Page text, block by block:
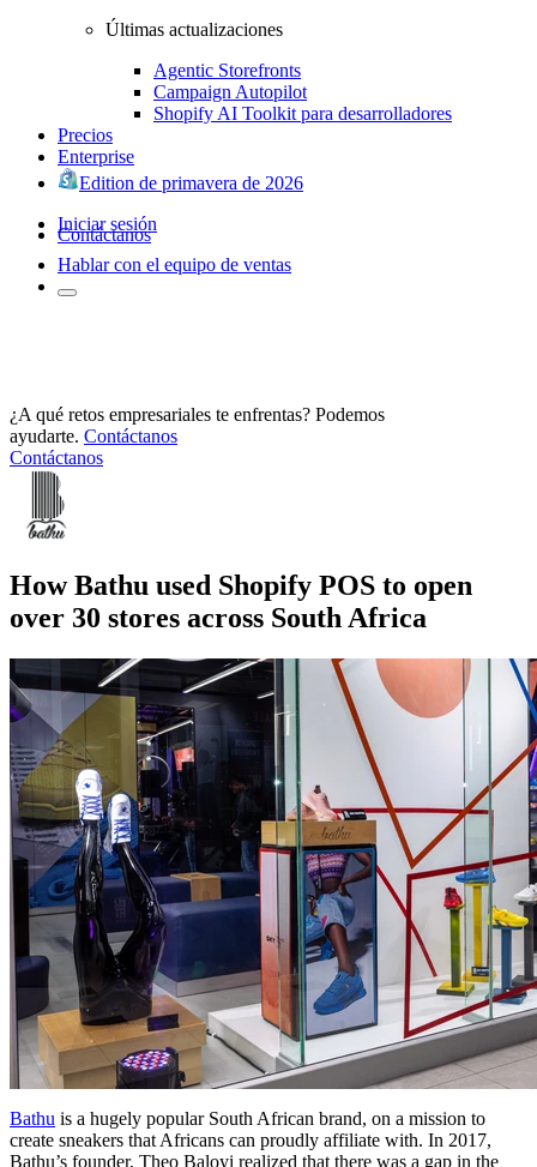
Últimas actualizaciones
Agentic Storefronts
Campaign Autopilot
Shopify AI Toolkit para desarrolladores
Precios
Enterprise
Edition de primavera de 2026
Iniciar sesión
Contáctanos
Hablar con el equipo de ventas
¿A qué retos empresariales te enfrentas? Podemos
ayudarte. Contáctanos
Contáctanos
How Bathu used Shopify POS to open
over 30 stores across South Africa
Bathu is a hugely popular South African brand, on a mission to
create sneakers that Africans can proudly affiliate with. In 2017,
Bathu’s founder, Theo Baloyi realized that there was a gap in the